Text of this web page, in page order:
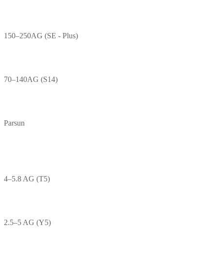
150–250AG (SE - Plus)
70–140AG (S14)
Parsun
4–5.8 AG (T5)
2.5–5 AG (Y5)